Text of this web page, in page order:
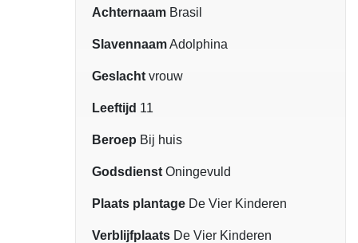
Achternaam Brasil
SlavennaamAdolphina
Geslacht vrouw
Leeftijd 11
Beroep Bij huis
Godsdienst Oningevuld
Plaats plantage De Vier Kinderen
Verblijfplaats De Vier Kinderen